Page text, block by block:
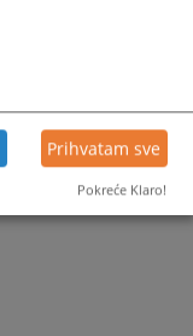
Prihvatam sve
Pokreće Klaro!